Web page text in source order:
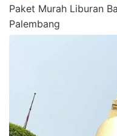
Paket Murah Liburan
Palembang